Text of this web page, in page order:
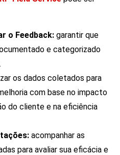
o Feedback: garantir que
e categorizado
os dados coletados para
com base no impacto
do cliente e na eficiência
acompanhar as
para avaliar sua eficácia e